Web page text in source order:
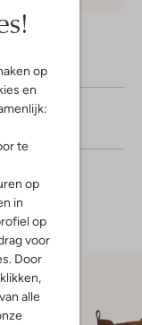
op
en
te
op
in
op
voor
Door
alle